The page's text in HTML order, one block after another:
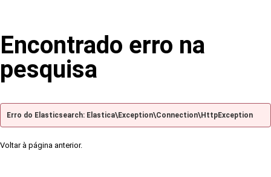
Encontrado erro na
pesquisa
Erro do Elasticsearch: Elastica\Exception\Connection\HttpException
Voltar à página anterior.